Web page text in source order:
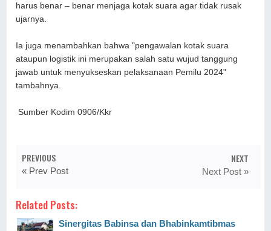
harus benar – benar menjaga kotak suara agar tidak rusak
ujarnya.
Ia juga menambahkan bahwa "pengawalan kotak suara
ataupun logistik ini merupakan salah satu wujud tanggung
jawab untuk menyukseskan pelaksanaan Pemilu 2024"
tambahnya.
Sumber Kodim 0906/Kkr
PREVIOUS
« Prev Post
NEXT
Next Post »
Related Posts:
Sinergitas Babinsa dan Bhabinkamtibmas